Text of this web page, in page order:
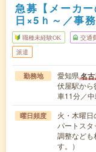
急募【メーカ
日×5ｈ～／事
職種未経験OK 交通
派遣
勤務地 愛知県名
伏屋駅から
車11分／
曜日頻度
火・木曜
パートスタ
調整なども
す。）